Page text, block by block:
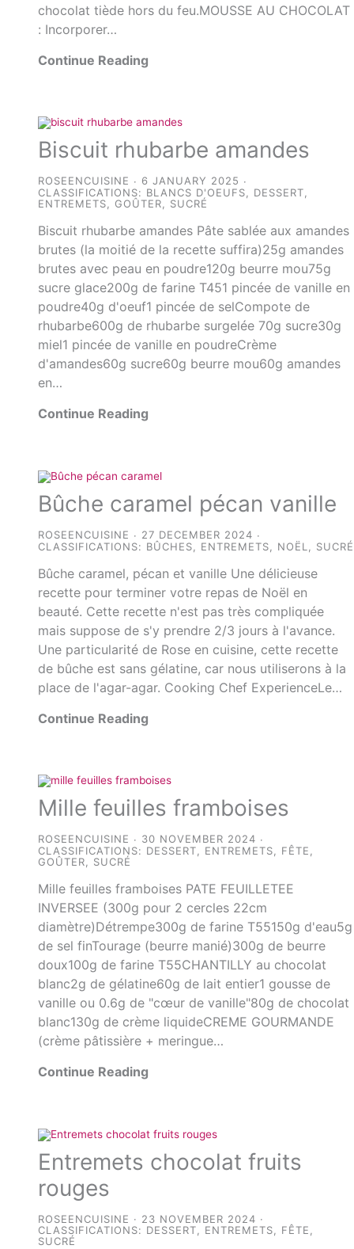
chocolat tiède hors du feu.MOUSSE AU CHOCOLAT
: Incorporer…
Continue Reading
Biscuit rhubarbe amandes
ROSEENCUISINE
6 JANUARY 2025
CLASSIFICATIONS: BLANCS D'OEUFS, DESSERT,
ENTREMETS,GOÛTER, SUCRÉ
Biscuit rhubarbe amandes Pâte sablée aux amandes
brutes (la moitié de la recette suffira)25g amandes
brutes avec peau en poudre120g beurre mou75g
sucre glace200g de farine T451 pincée de vanille en
poudre40g d'oeuf1 pincée de selCompote de
rhubarbe600g de rhubarbe surgelée 70g sucre30g
miel1 pincée de vanille en poudreCrème
d'amandes60g sucre60g beurre mou60g amandes
en…
Continue Reading
Bûche caramel pécan vanille
ROSEENCUISINE
27 DECEMBER 2024
CLASSIFICATIONS: BÛCHES ENTREMETS NOËL SUCRÉ
Bûche caramel, pécan et vanille Une délicieuse
recette pour terminer votre repas de Noël en
beauté. Cette recette n'est pas très compliquée
mais suppose de s'y prendre 2/3 jours à l'avance.
Une particularité de Rose en cuisine, cette recette
de bûche est sans gélatine, car nous utiliserons à la
place de l'agar-agar. Cooking Chef ExperienceLe…
Continue Reading
Mille feuilles framboises
ROSEENCUISINE
30 NOVEMBER 2024
CLASSIFICATIONS: DESSERT ENTREMETS FÊTE
GOÛTER
SUCRÉ
Mille feuilles framboises PATE FEUILLETEE
INVERSEE (300g pour 2 cercles 22cm
diamètre)Détrempe300g de farine T55150g d'eau5g
de sel finTourage (beurre manié)300g de beurre
doux100g de farine T55CHANTILLY au chocolat
blanc2g de gélatine60g de lait entier1 gousse de
vanille ou 0.6g de "cœur de vanille"80g de chocolat
blanc130g de crème liquideCREME GOURMANDE
(crème pâtissière + meringue…
Continue Reading
Entremets chocolat fruits
rouges
ROSEENCUISINE
23 NOVEMBER 2024
CLASSIFICATIONS: DESSERT, ENTREMETS, FÊTE,
SUCRÉ